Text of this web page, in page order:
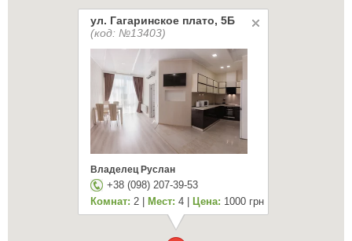
ул. Гагаринское плато, 5Б
(код: №13403)
Владелец Руслан
+38 (098) 207-39-53
Комнат: 2 | Мест: 4 | Цена: 1000 грн